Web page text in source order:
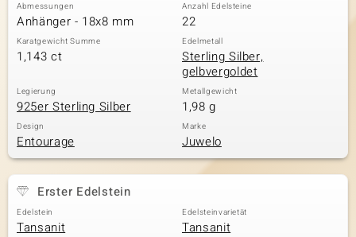
Classics
Abmessungen
Anhänger - 18x8 mm
Anzahl Edelsteine
22
Karatgewicht Summe
1,143 ct
Edelmetall
Sterling Silber,
gelbvergoldet
Legierung
925er Sterling Silber
Metallgewicht
1,98 g
Design
Entourage
Marke
Juwelo
Erster Edelstein
Edelstein
Tansanit
Edelsteinvarietät
Tansanit